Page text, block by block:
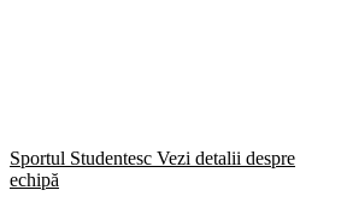
Sportul Studentesc Vezi detalii despre
echipă